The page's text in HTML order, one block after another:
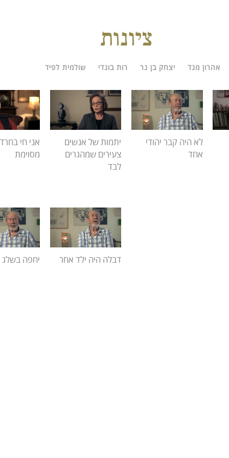
ציונות
אהרון מגד יצחק בן נר רות בונדי שולמית לפיד
אני חי
מסוימת
יתמות של אנשים
צעירים שמהגרים
לבד
לא היה קבר יהודי
אחד
יחפה בשלג דבלה היה ילד אחר